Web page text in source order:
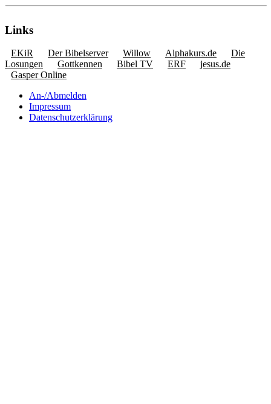
Links
EKiR Der Bibelserver Willow Alphakurs.de
Die
Losungen
Gottkennen Bibel TV ERF
jesus.de
Gasper Online
An-/Abmelden
Impressum
Datenschutzerklärung